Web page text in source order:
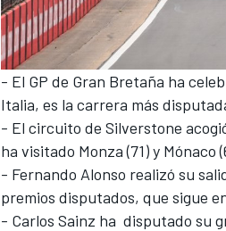
MÁS CATEGORÍAS
- El GP de Gran Bretaña ha
Italia, es la carrera más
- El circuito de Silverstone
ha visitado Monza(71) y Mónaco
- Fernando Alonso realizó su
premios disputados, que sigue
- Carlos Sainz ha disputado su